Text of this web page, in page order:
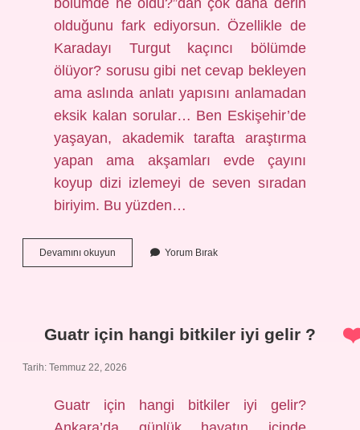
bölümde ne oldu?”dan çok daha derin
olduğunu fark ediyorsun. Özellikle de
Karadayı Turgut kaçıncı bölümde
ölüyor? sorusu gibi net cevap bekleyen
ama aslında anlatı yapısını anlamadan
eksik kalan sorular… Ben Eskişehir’de
yaşayan, akademik tarafta araştırma
yapan ama akşamları evde çayını
koyup dizi izlemeyi de seven sıradan
biriyim. Bu yüzden…
Devamını okuyun Karadayı
Turgut
Yorum Bırak
Guatr için hangi bitkiler iyi gelir ?
Tarih: Temmuz 22, 2026
Guatr için hangi bitkiler iyi gelir?